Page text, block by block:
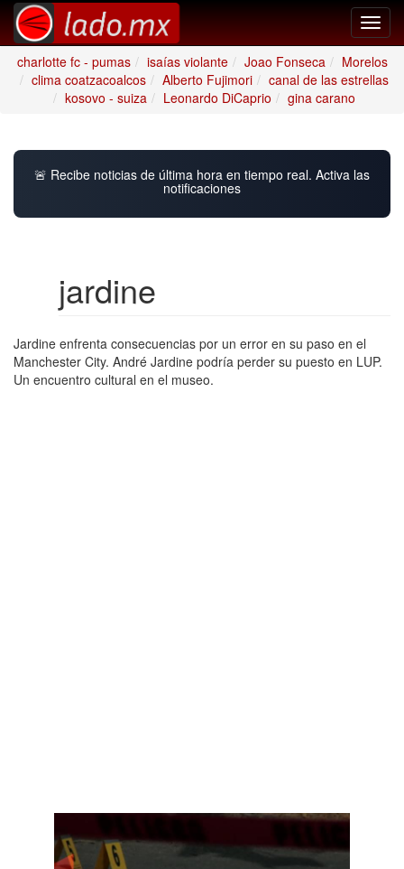
charlotte fc - pumas
isaías violante Joao Fonseca
Morelos
clima coatzacoalcos
Alberto Fujimori
canal de las estrellas
kosovo - suiza
Leonardo DiCaprio gina carano
🚨 Recibe noticias de última hora en tiempo real. Activa las
notificaciones
jardine
Jardine enfrenta consecuencias por un error en su paso en el
Manchester City. André Jardine podría perder su puesto en LUP.
Un encuentro cultural en el museo.